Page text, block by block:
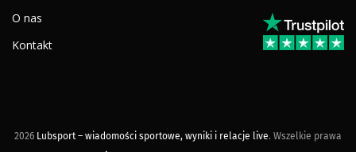
O nas
Kontakt
2026 Lubsport – wiadomości sportowe, wyniki i relacje live. Wszelkie prawa